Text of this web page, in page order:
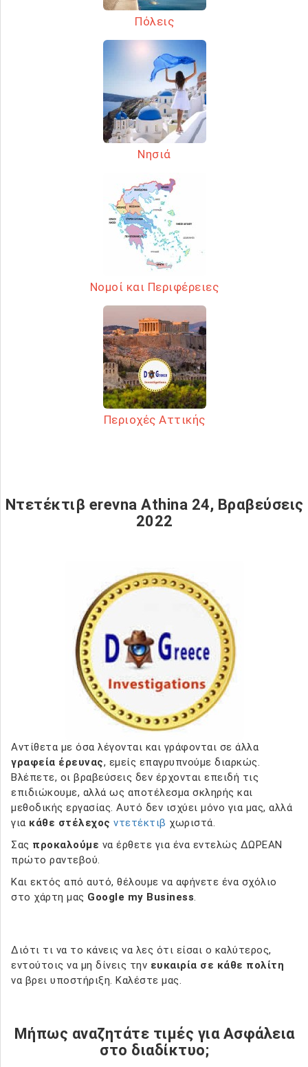
Πόλεις
Νησιά
Νομοί και Περιφέρειες
Περιοχές Αττικής
Ντετέκτιβ erevna Athina 24, Βραβεύσεις
2022
Αντίθετα με όσα λέγονται και γράφονται σε άλλα
γραφεία έρευνας, εμείς επαγρυπνούμε διαρκώς.
Βλέπετε, οι βραβεύσεις δεν έρχονται επειδή τις
επιδιώκουμε, αλλά ως αποτέλεσμα σκληρής και
μεθοδικής εργασίας. Αυτό δεν ισχύει μόνο για μας, αλλά
για κάθε στέλεχος ντετέκτιβ χωριστά.
Σας προκαλούμε να έρθετε για ένα εντελώς ΔΩΡΕΑΝ
πρώτο ραντεβού.
Και εκτός από αυτό, θέλουμε να αφήνετε ένα σχόλιο
στο χάρτη μας Google my Business.
Διότι τι να το κάνεις να λες ότι είσαι ο καλύτερος,
εντούτοις να μη δίνεις την ευκαιρία σε κάθε πολίτη
να βρει υποστήριξη. Καλέστε μας.
Μήπως αναζητάτε τιμές για Ασφάλεια
στο διαδίκτυο;